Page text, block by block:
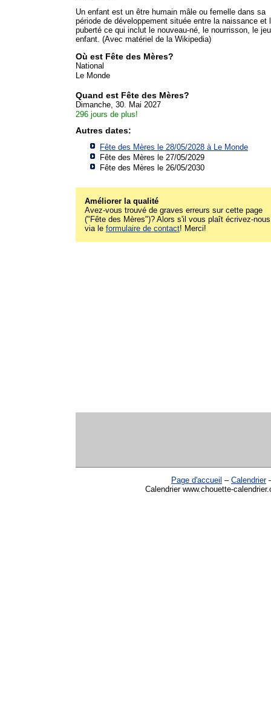
Un enfant est un être humain mâle ou femelle dans sa
période de développement située entre la naissance et
puberté ce qui inclut le nouveau-né, le nourrisson, le
enfant. (Avec matériel de la Wikipedia)
Où est Fête des Mères?
National
Le Monde
Quand est Fête des Mères?
Dimanche, 30. Mai 2027
296 jours de plus!
Autres dates:
Fête des Mères le 28/05/2028 à
Le Monde
Fête des Mères le 27/05/2029
Fête des Mères le 26/05/2030
Améliorer la qualité
Avez-vous trouvé de graves erreurs sur cette page
("Fête des Mères")? Alors s'il vous plaît écrivez-nous
via le formulaire de contact! Merci!
Page d'accueil – Calendrier
Calendrier www.chouette-